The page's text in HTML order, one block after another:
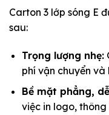
Carton 3 lớp sóng E
sau:
Trọng lượng nhẹ:
phí vận chuyển và
Bề mặt phẳng,
việc in logo, thông